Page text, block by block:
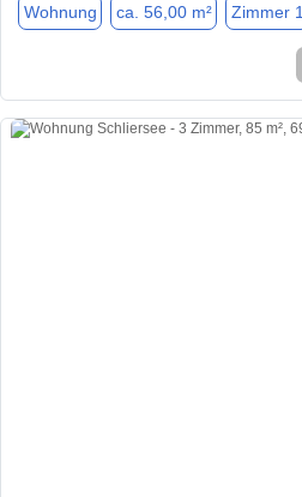
Wohnung ca. 56,00 m² Zimmer 1